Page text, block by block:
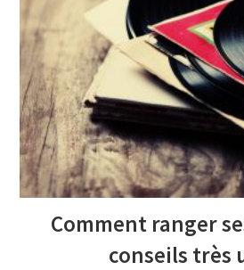
Comment ranger
conseils très